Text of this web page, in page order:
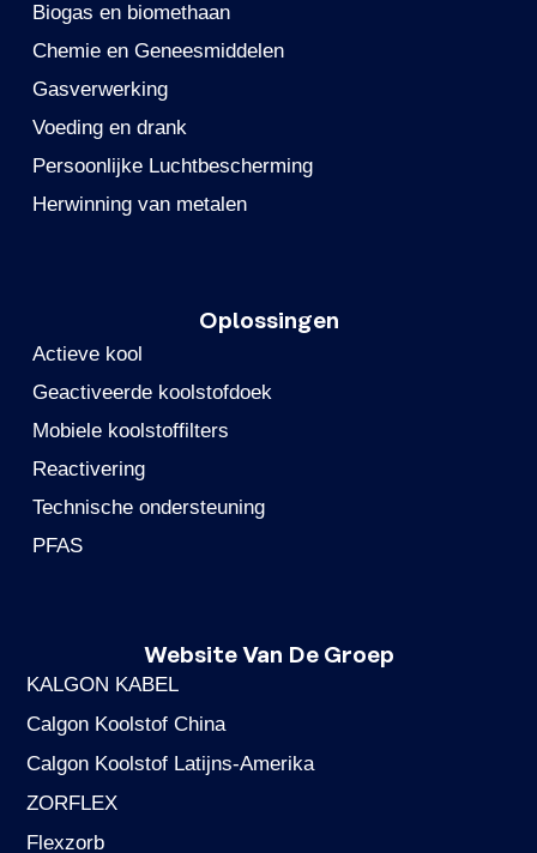
Biogas en biomethaan
Chemie en Geneesmiddelen
Gasverwerking
Voeding en drank
Persoonlijke Luchtbescherming
Herwinning van metalen
Oplossingen
Actieve kool
Geactiveerde koolstofdoek
Mobiele koolstoffilters
Reactivering
Technische ondersteuning
PFAS
Website Van De Groep
KALGON KABEL
Calgon Koolstof China
Calgon Koolstof Latijns-Amerika
ZORFLEX
Flexzorb